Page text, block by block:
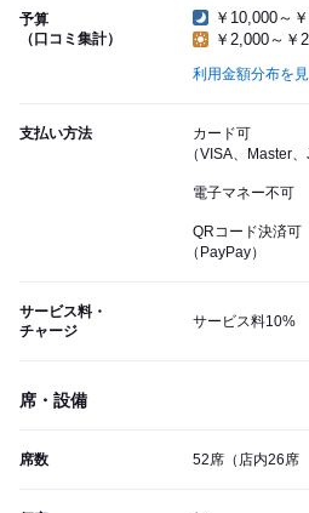
予算
（口コミ集計）
￥10,000～
￥2,000～￥
利用金額分布を
支払い方法
カード可
（VISA、Master
電子マネー不可
QRコード決済可
（PayPay）
サービス料・
チャージ
サービス料10%
席・設備
席数 52席（店内26席